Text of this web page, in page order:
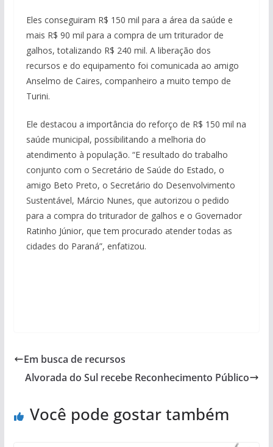
Eles conseguiram R$ 150 mil para a área da saúde e
mais R$ 90 mil para a compra de um triturador de
galhos, totalizando R$ 240 mil. A liberação dos
recursos e do equipamento foi comunicada ao amigo
Anselmo de Caires, companheiro a muito tempo de
Turini.
Ele destacou a importância do reforço de R$ 150 mil na
saúde municipal, possibilitando a melhoria do
atendimento à população. “E resultado do trabalho
conjunto com o Secretário de Saúde do Estado, o
amigo Beto Preto, o Secretário do Desenvolvimento
Sustentável, Márcio Nunes, que autorizou o pedido
para a compra do triturador de galhos e o Governador
Ratinho Júnior, que tem procurado atender todas as
cidades do Paraná”, enfatizou.
Em busca de recursos
Alvorada do Sul recebe Reconhecimento Público
Você pode gostar também